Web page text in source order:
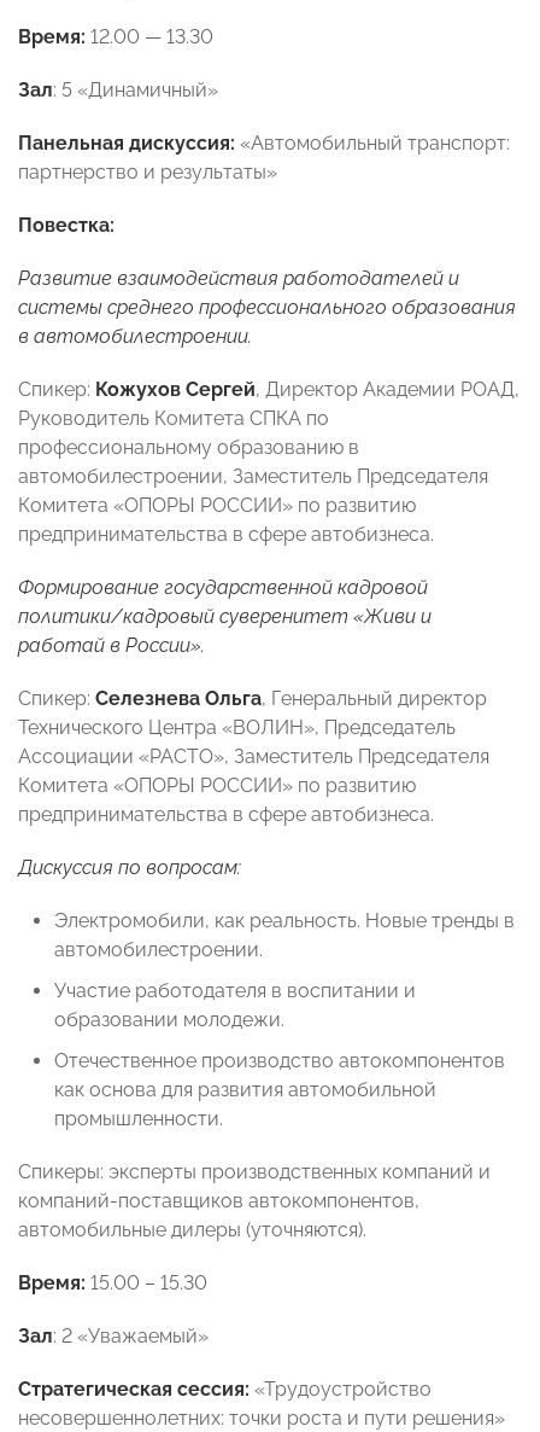
Время: 12.00 — 13.30
Зал: 5 «Динамичный»
Панельная дискуссия: «Автомобильный транспорт:
партнерство и результаты»
Повестка:
Развитие взаимодействия работодателей и
системы среднего профессионального образования
в автомобилестроении.
Спикер: Кожухов Сергей, Директор Академии РОАД,
Руководитель Комитета СПКА по
профессиональному образованию в
автомобилестроении, Заместитель Председателя
Комитета «ОПОРЫ РОССИИ» по развитию
предпринимательства в сфере автобизнеса.
Формирование государственной кадровой
политики/кадровый суверенитет «Живи и
работай в России».
Спикер: Селезнева Ольга, Генеральный директор
Технического Центра «ВОЛИН», Председатель
Ассоциации «РАСТО», Заместитель Председателя
Комитета «ОПОРЫ РОССИИ» по развитию
предпринимательства в сфере автобизнеса.
Дискуссия по вопросам:
Электромобили, как реальность. Новые тренды в
автомобилестроении.
Участие работодателя в воспитании и
образовании молодежи.
Отечественное производство автокомпонентов
как основа для развития автомобильной
промышленности.
Спикеры: эксперты производственных компаний и
компаний-поставщиков автокомпонентов,
автомобильные дилеры (уточняются).
Время: 15.00 – 15.30
Зал: 2 «Уважаемый»
Стратегическая сессия: «Трудоустройство
несовершеннолетних: точки роста и пути решения»